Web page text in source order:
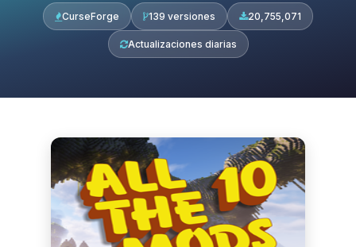
CurseForge 139 versiones 20,755,071
Actualizaciones diarias